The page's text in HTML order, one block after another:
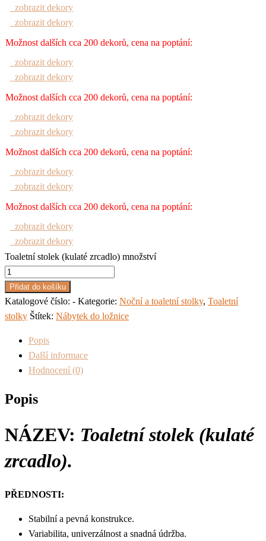
zobrazit dekory
zobrazit dekory
Možnost dalších cca 200 dekorů, cena na poptání:
zobrazit dekory
zobrazit dekory
Možnost dalších cca 200 dekorů, cena na poptání:
zobrazit dekory
zobrazit dekory
Možnost dalších cca 200 dekorů, cena na poptání:
zobrazit dekory
zobrazit dekory
Možnost dalších cca 200 dekorů, cena na poptání:
zobrazit dekory
zobrazit dekory
Toaletní stolek (kulaté zrcadlo) množství
Přidat do košíku
Katalogové číslo: - Kategorie: Noční a toaletní stolky, Toaletní
stolky Štítek: Nábytek do ložnice
Popis
Další informace
Hodnocení (0)
Popis
NÁZEV: Toaletní stolek (kulaté
zrcadlo).
PŘEDNOSTI:
Stabilní a pevná konstrukce.
Variabilita, univerzálnost a snadná údržba.